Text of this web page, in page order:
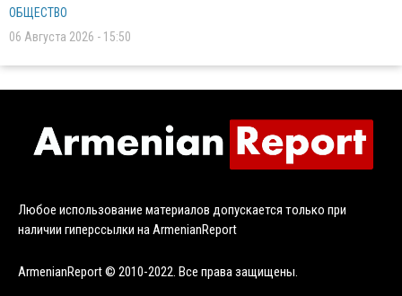
ОБЩЕСТВО
06 Августа 2026 - 15:50
Любое использование материалов допускается только при
наличии гиперссылки на ArmenianReport
ArmenianReport © 2010-2022. Все права защищены.